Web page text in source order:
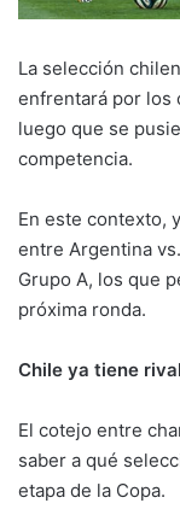
La selección
enfrentará por los
luego que se
competencia.
En este contexto,
entre Argentina
Grupo A, los que
próxima ronda.
Chile ya tiene rival
El cotejo entre
saber a qué
etapa de la Copa.